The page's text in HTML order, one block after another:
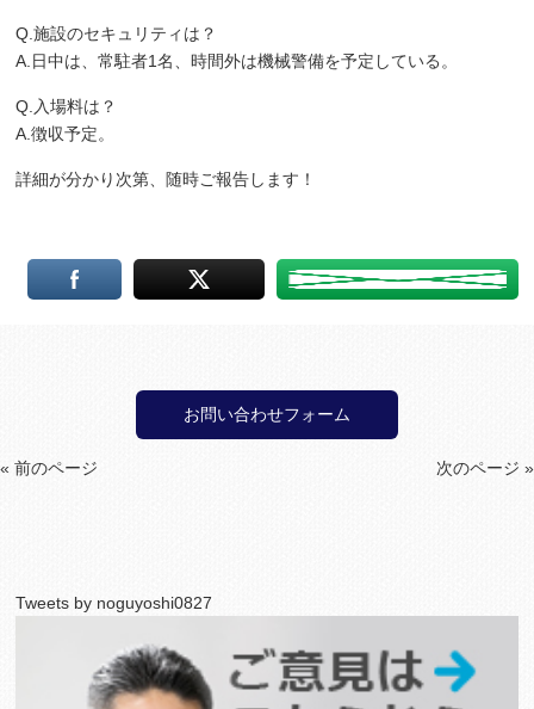
Q.施設のセキュリティは？
A.日中は、常駐者1名、時間外は機械警備を予定している。
Q.入場料は？
A.徴収予定。
詳細が分かり次第、随時ご報告します！
お問い合わせフォーム
« 前のページ 次のページ »
Tweets by noguyoshi0827